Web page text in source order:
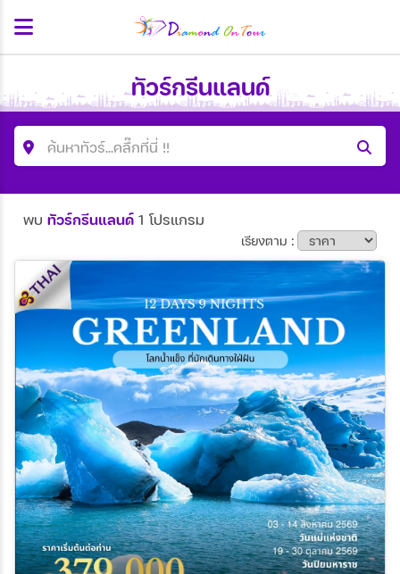
ทัวร์กรีนแลนด์
ค้นหาทัวร์...คลื๊กที่นี่ !!
ค้นหาโปรแกรมทัวร์
ประเทศ
เมือง
สายการบิน
ตั้งแต่วันที่
ถึงวันที่
พบ ทัวร์กรีนแลนด์ 1 โปรแกรม
เรียงตาม :